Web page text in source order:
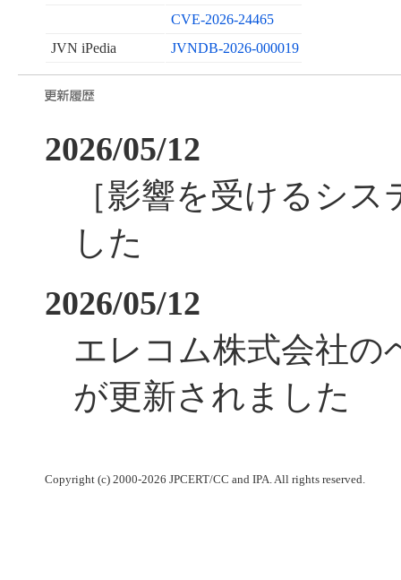
CVE-2026-24465
JVN iPedia
JVNDB-2026-000019
2026/05/12
［影響を受けるシ
した
2026/05/12
エレコム株式会社の
が更新されました
Copyright (c) 2000-2026 JPCERT/CC and IPA. All rights reserved.